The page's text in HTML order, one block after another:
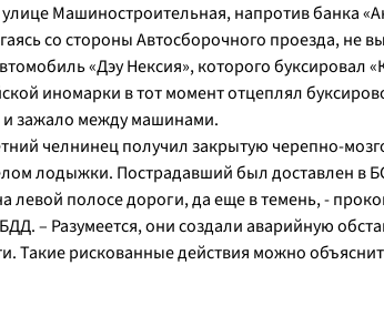
Машиностроительная, напротив банка
со стороны Автосборочного проезда, не
«Дэу Нексия», которого буксировал
иномарки в тот момент отцеплял
зажало между машинами.
челнинец получил закрытую черепно-
лодыжки. Пострадавший был доставлен в
левой полосе дороги, да еще в темень, -
– Разумеется, они создали аварийную
Такие рискованные действия можно